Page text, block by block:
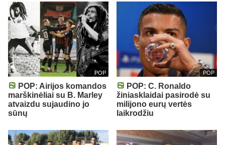
POP
POP: Airijos komandos
marškinėliai su B. Marley
atvaizdu sujaudino jo
sūnų
POP
POP: C. Ronaldo
žiniasklaidai pasirodė su
milijono eurų vertės
laikrodžiu